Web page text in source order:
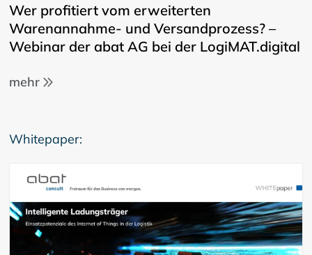
Wer profitiert vom erweiterten
Warenannahme- und Versandprozess? –
Webinar der abat AG bei der LogiMAT.digital
mehr
Whitepaper: